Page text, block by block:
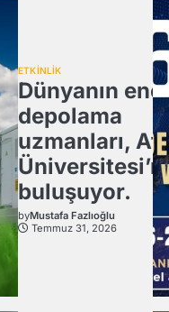
ETKİNLİK
Dünyanın
depolama
uzmanları,
buluşuyor.
byMustafa Fazlıoğlu
Temmuz 31, 2026